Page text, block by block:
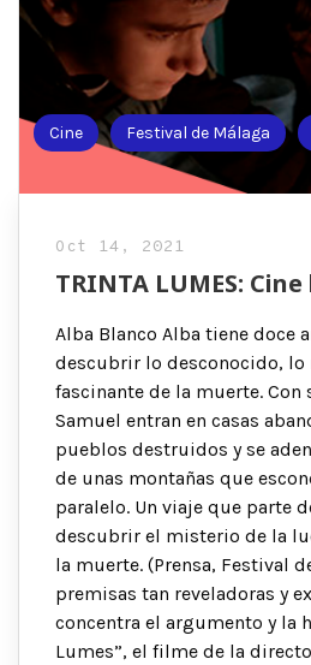
Cine Festival de Málaga
Oct 14, 2021
TRINTA LUMES:
Alba Blanco Alba tiene doce
descubrir lo desconocido,
fascinante de la muerte.
Samuel entran en casas
pueblos destruidos y se
de unas montañas que
paralelo. Un viaje que parte
descubrir el misterio de la
la muerte. (Prensa, Festival
premisas tan reveladoras y
concentra el argumento y la
Lumes”, el filme de la